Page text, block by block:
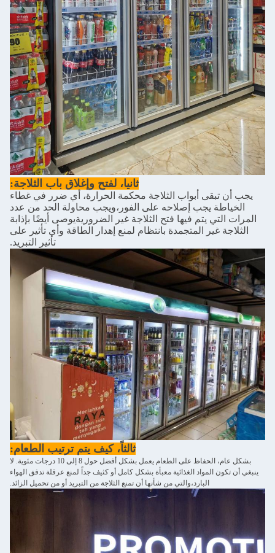
ثانيا، لفتح وإغلاق باب الثلاجة:
يجب أن تبقى أبواب الثلاجة محكمة الحرارة، أي ضرر في غطاء
الخياطة يجب إصلاحه على الفور،ويجب محاولة الحد من عدد
المرات التي يتم فيها فتح الثلاجة غير الضروريةيوصى أيضًا بإذابة
الثلاجة غير المتجمدة بانتظام لمنع إهدار الطاقة وأي تأثير على
تأثير التبريد.
ثالثاً، كيف يتم ترتيب الطعام:
بشكل عام، الحفاظ على الطعام يعمل بشكل أفضل حول 8 إلى 10 درجات مئوية. لا
ينبغي أن تكون المواد الغذائية معبأة بشكل كامل أو كثيف جداً لمنع عرقلة تدفق الهواء
البارد،والتي من شأنها أن تمنع الثلاجة من التبريد أو من تحميل الزائد.